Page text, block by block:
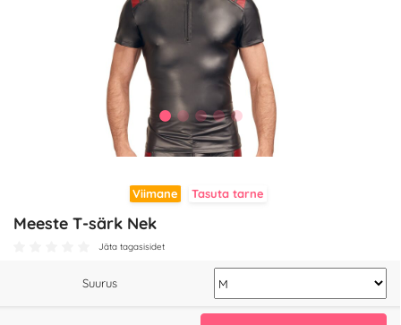
Viimane Tasuta tarne
Meeste T-särk Nek
Jäta tagasisidet
Suurus